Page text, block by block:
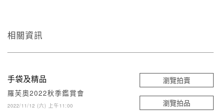
相關資訊
手袋及精品
羅芙奧2022秋季鑑賞會
2022/11/12 (六) 上午11:00
瀏覽拍賣
瀏覽拍品